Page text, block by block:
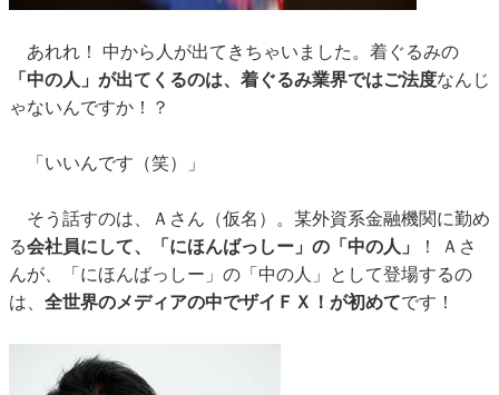
あれれ！ 中から人が出てきちゃいました。着ぐるみの
「中の人」が出てくるのは、着ぐるみ業界ではご法度なんじ
ゃないんですか！？
「いいんです（笑）」
そう話すのは、Ａさん（仮名）。某外資系金融機関に勤め
る会社員にして、「にほんばっしー」の「中の人」
！ Ａさ
んが、「にほんばっしー」の「中の人」として登場するの
は、 全世界のメディアの中でザイＦＸ！が初めてです！